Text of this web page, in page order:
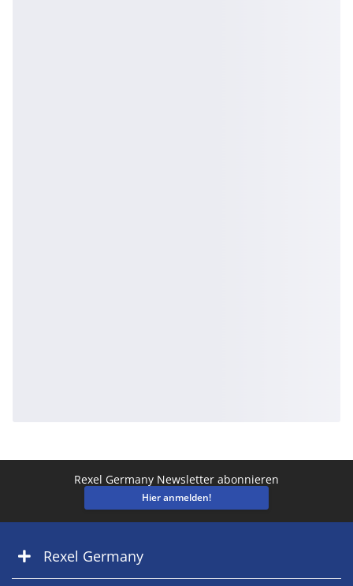
Rexel Germany Newsletter abonnieren
Hier anmelden!
Rexel Germany